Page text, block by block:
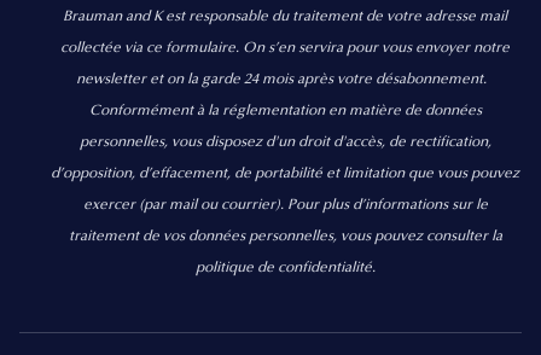
Brauman and K est responsable du traitement de votre adresse mail
collectée via ce formulaire. On s’en servira pour vous envoyer notre
newsletter et on la garde 24 mois après votre désabonnement.
Conformément à la réglementation en matière de données
personnelles, vous disposez d'un droit d'accès, de rectification,
d’opposition, d’effacement, de portabilité et limitation que vous pouvez
exercer (par mail ou courrier). Pour plus d’informations sur le
traitement de vos données personnelles, vous pouvez consulter la
politique de confidentialité.